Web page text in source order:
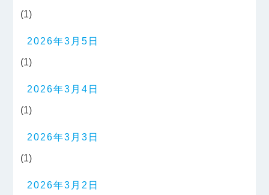
(1)
2026年3月5日
(1)
2026年3月4日
(1)
2026年3月3日
(1)
2026年3月2日